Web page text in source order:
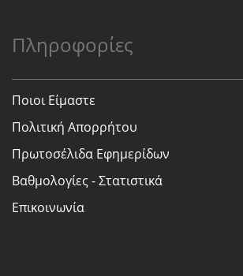
Πληροφορίες
Ποιοι Είμαστε
Πολιτική Απορρήτου
Πρωτοσέλιδα Εφημερίδων
Βαθμολογίες - Στατιστικά
Επικοινωνία